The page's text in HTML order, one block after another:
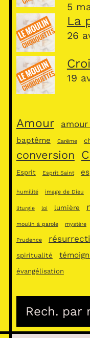
5
La
26
19
Amour
baptême Carême
conversion
Esprit Esprit Saint
humilité image de Dieu
liturgie loi lumière
moulin à parole mystère
Prudence
spiritualité
évangélisation
c